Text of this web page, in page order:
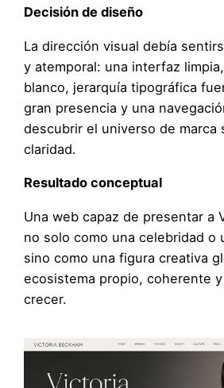
Decisión de diseño
La dirección visual debía
y atemporal: una interfaz
blanco, jerarquía tipográfica
gran presencia y una
descubrir el universo de marca
claridad.
Resultado conceptual
Una web capaz de presentar a
no solo como una celebridad o
sino como una figura creativa
ecosistema propio, coherente
crecer.